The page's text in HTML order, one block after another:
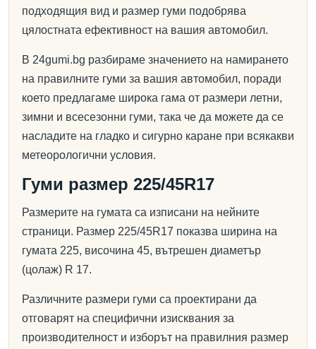
подходящия вид и размер гуми подобрява
цялостната ефективност на вашия автомобил.
В 24gumi.bg разбираме значението на намирането
на правилните гуми за вашия автомобил, поради
което предлагаме широка гама от размери летни,
зимни и всесезонни гуми, така че да можете да се
насладите на гладко и сигурно каране при всякакви
метеорологични условия.
Гуми размер 225/45R17
Размерите на гумата са изписани на нейните
страници. Размер 225/45R17 показва ширина на
гумата 225, височина 45, вътрешен диаметър
(цолаж) R 17.
Различните размери гуми са проектирани да
отговарят на специфични изисквания за
производителност и изборът на правилния размер